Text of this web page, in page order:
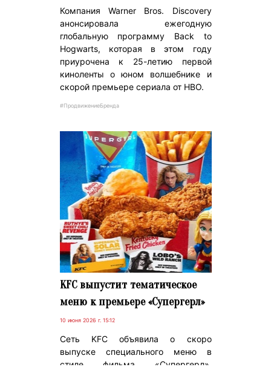
Компания Warner Bros. Discovery
анонсировала ежегодную
глобальную программу Back to
Hogwarts, которая в этом году
приурочена к 25-летию первой
киноленты о юном волшебнике и
скорой премьере сериала от HBO.
#ПродвижениеБренда
KFC выпустит тематическое
меню к премьере «Супергерл»
10 июня 2026 г. 15:12
Сеть KFC объявила о скоро
выпуске специального меню в
стиле фильма «Супергерл»,